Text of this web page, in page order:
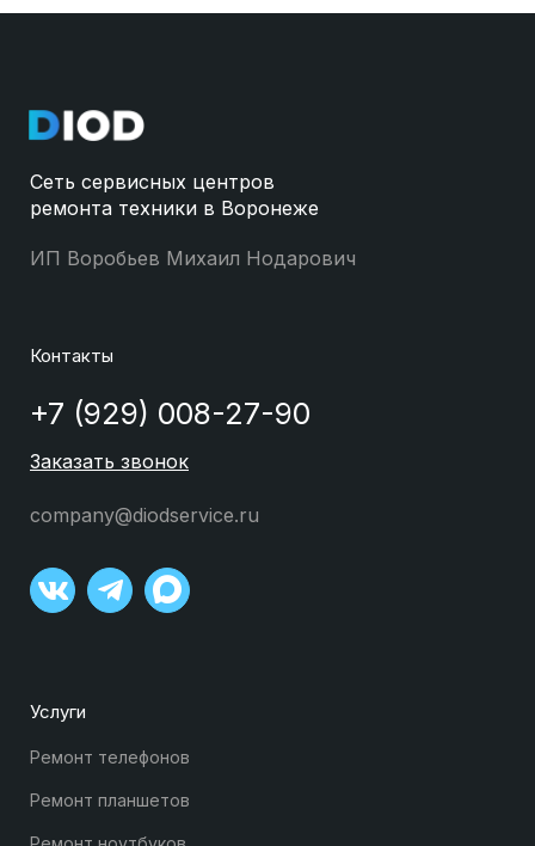
Сеть сервисных центров
ремонта техники в Воронеже
ИП Воробьев Михаил Нодарович
Контакты
+7 (929) 008-27-90
Заказать звонок
company@diodservice.ru
Услуги
Ремонт телефонов
Ремонт планшетов